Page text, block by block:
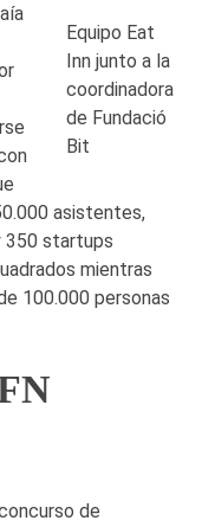
Equipo Eat
Inn junto a la
coordinadora
de Fundació
Bit
asistentes,
350 startups
mientras
100.000 personas
de